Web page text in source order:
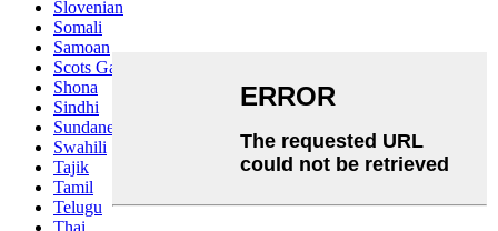
Slovenian
Somali
Samoan
Scots Gaelic
Shona
Sindhi
Sundanese
Swahili
Tajik
Tamil
Telugu